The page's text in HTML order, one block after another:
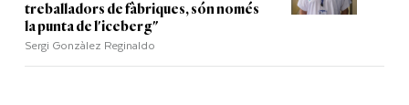
treballadors de fàbriques, són només
la punta de l'iceberg"
Sergi Gonzàlez Reginaldo